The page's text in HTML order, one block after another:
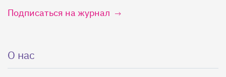
Подписаться на журнал
О нас